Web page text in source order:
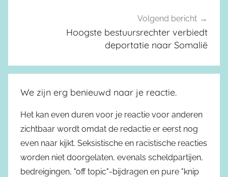
Volgend bericht
Hoogste bestuursrechter verbiedt
deportatie naar Somalië
We zijn erg benieuwd naar je reactie.
Het kan even duren voor je reactie voor anderen
zichtbaar wordt omdat de redactie er eerst nog
even naar kijkt. Seksistische en racistische reacties
worden niet doorgelaten, evenals scheldpartijen,
bedreigingen, "off topic"-bijdragen en pure "knip